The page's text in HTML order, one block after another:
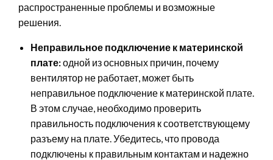
распространенные проблемы и возможные
решения.
Неправильное подключение к материнской
плате:одной из основных причин, почему
вентилятор не работает, может быть
неправильное подключение к материнской плате.
В этом случае, необходимо проверить
правильность подключения к соответствующему
разъему на плате. Убедитесь, что провода
подключены к правильным контактам и надежно